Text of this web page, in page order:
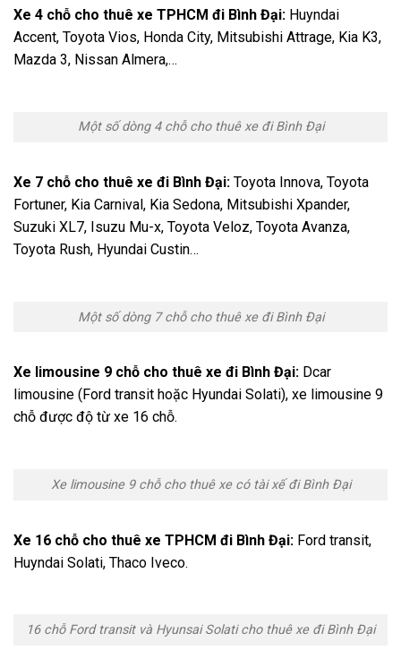
Xe 4 chỗ cho thuê xe TPHCM đi Bình Đại: Huyndai
Accent, Toyota Vios, Honda City, Mitsubishi Attrage, Kia K3,
Mazda 3, Nissan Almera,…
Một số dòng 4 chỗ cho thuê xe đi Bình Đại
Xe 7 chỗ cho thuê xe đi Bình Đại: Toyota Innova, Toyota
Fortuner, Kia Carnival, Kia Sedona, Mitsubishi Xpander,
Suzuki XL7, Isuzu Mu-x, Toyota Veloz, Toyota Avanza,
Toyota Rush, Hyundai Custin…
Một số dòng 7 chỗ cho thuê xe đi Bình Đại
Xe limousine 9 chỗ cho thuê xe đi Bình Đại: Dcar
limousine (Ford transit hoặc Hyundai Solati), xe limousine 9
chỗ được độ từ xe 16 chỗ.
Xe limousine 9 chỗ cho thuê xe có tài xế đi Bình Đại
Xe 16 chỗ cho thuê xe TPHCM đi Bình Đại: Ford transit,
Huyndai Solati, Thaco Iveco.
16 chỗ Ford transit và Hyunsai Solati cho thuê xe đi Bình Đại